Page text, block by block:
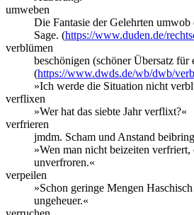
umweben
Die Fantasie der Gelehrten
Sage. (https://www.duden.de/
verblümen
beschönigen (schöner Übersatz für
(https://www.dwds.de/wb/dwb/
»Ich werde die Situation nicht
verflixen
»Wer hat das siebte Jahr verflixt?«
verfrieren
jmdm. Scham und Anstand
»Wen man nicht beizeiten
unverfroren.«
verpeilen
»Schon geringe Mengen
ungeheuer.«